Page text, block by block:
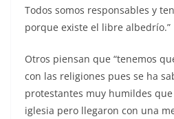
Todos somos responsables y
porque existe el libre albedrío.”
Otros piensan que “tenemos
con las religiones pues se ha
protestantes muy humildes
iglesia pero llegaron con una